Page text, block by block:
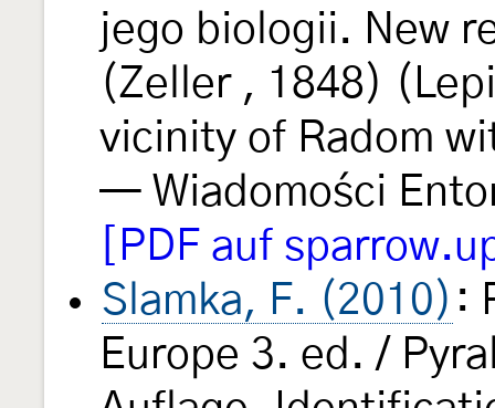
jego biologii. New
(Zeller , 1848)
vicinity of Radom
— Wiadomości
[PDF auf
Slamka, F. (2010) :
Europe 3. ed. /